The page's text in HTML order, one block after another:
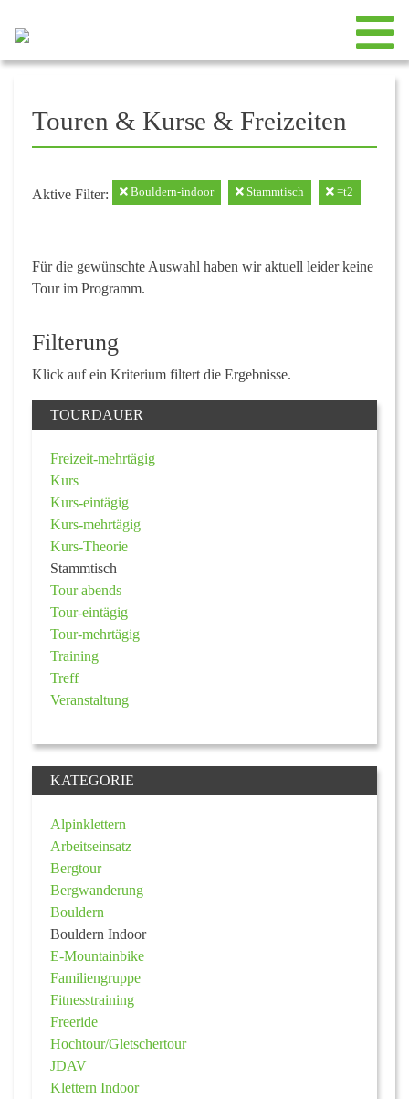
Touren & Kurse & Freizeiten
Aktive Filter: Bouldern-indoor Stammtisch =t2
Für die gewünschte Auswahl haben wir aktuell leider keine
Tour im Programm.
Filterung
Klick auf ein Kriterium filtert die Ergebnisse.
TOURDAUER
Freizeit-mehrtägig
Kurs
Kurs-eintägig
Kurs-mehrtägig
Kurs-Theorie
Stammtisch
Tour abends
Tour-eintägig
Tour-mehrtägig
Training
Treff
Veranstaltung
KATEGORIE
Alpinklettern
Arbeitseinsatz
Bergtour
Bergwanderung
Bouldern
Bouldern Indoor
E-Mountainbike
Familiengruppe
Fitnesstraining
Freeride
Hochtour/Gletschertour
JDAV
Klettern Indoor